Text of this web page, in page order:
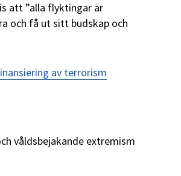
att ”alla flyktingar är
och få ut sitt budskap och
av terrorism
våldsbejakande extremism